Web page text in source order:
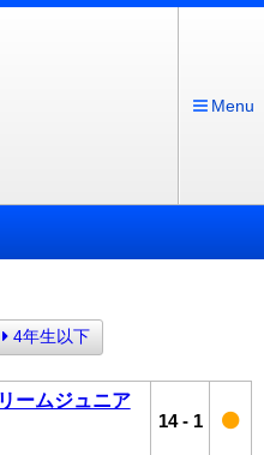
Menu
4年生以下
ームジュニア
14- 1